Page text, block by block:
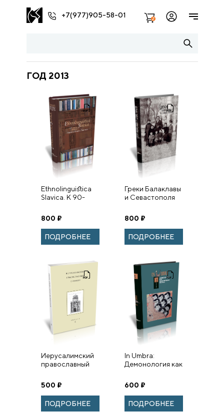
+7(977)905-58-01 2
ГОД 2013
Ethnolinguistica
Slavica. К 90-
Никиты Ильича
Толстого.
800 ₽
ПОДРОБНЕЕ
Греки Балаклавы
и Севастополя
800 ₽
ПОДРОБНЕЕ
Иерусалимский
православный
4
500 ₽
ПОДРОБНЕЕ
In Umbra:
Демонология как
система.
Альманах.
Выпуск 2
600 ₽
ПОДРОБНЕЕ